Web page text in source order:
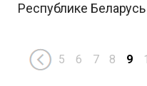
Республике Беларусь
5 6 7 8 9